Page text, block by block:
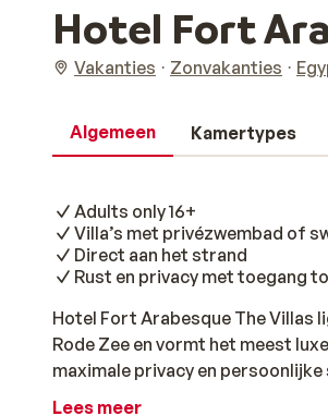
Hotel Fort
Vakanties Zonvakanties
Algemeen Kamertypes
Adults only 16+
Villa’s met privézwembad of
Direct aan het strand
Rust en privacy met toegang
Hotel Fort Arabesque The Villas
Rode Zee en vormt het meest
maximale privacy en
gebruiken. Je verblijft in ruime
Lees meer